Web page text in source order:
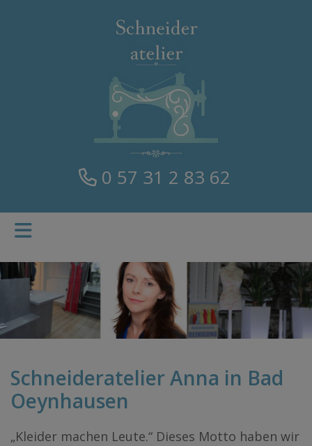
0 57 31 2 83 62
Schneideratelier Anna in Bad
Oeynhausen
„Kleider machen Leute.“ Dieses Motto haben wir